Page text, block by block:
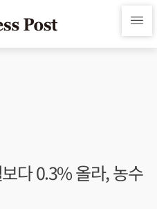
다 0.3% 올라, 농수